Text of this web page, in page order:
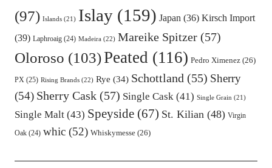
(97) Islands(21) Islay(159) Japan (36) Kirsch Import
(39) Laphroaig(24) Madeira(22) Mareike Spitzer(57)
Oloroso (103)Peated (116) Pedro Ximenez(26)
PX(25) Rising Brands(22) Rye (34) Schottland (55) Sherry
(54) Sherry Cask(57) Single Cask(41) Single Grain (21)
Single Malt(43) Speyside(67) St. Kilian(48) Virgin
Oak(24) whic(52) Whiskymesse(26)